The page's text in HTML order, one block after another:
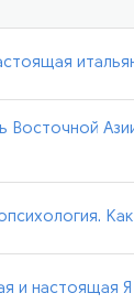
Восточной
и настоящая